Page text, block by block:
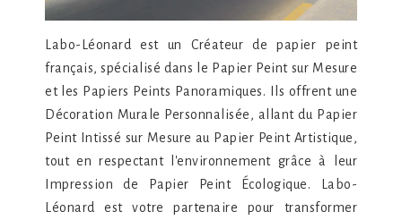
Labo-Léonard est un Créateur de papier peint
français, spécialisé dans le Papier Peint sur Mesure
et les Papiers Peints Panoramiques. Ils offrent une
Décoration Murale Personnalisée, allant du Papier
Peint Intissé sur Mesure au Papier Peint Artistique,
tout en respectant l'environnement grâce à leur
Impression de Papier Peint Écologique. Labo-
Léonard est votre partenaire pour transformer